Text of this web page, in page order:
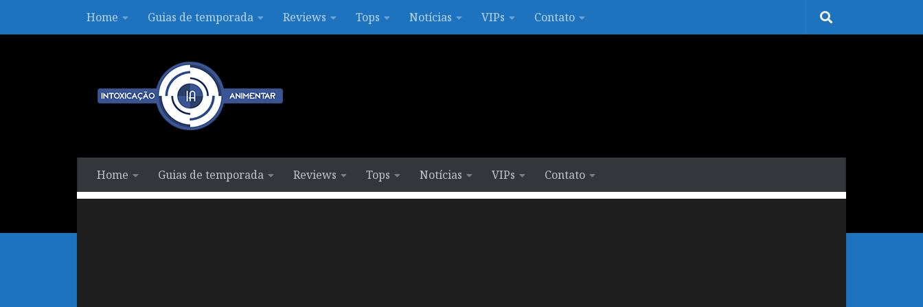
Skip to contentHome Guias de temporada Reviews Tops Notícias VIPs Contato
Home Guias de temporada Reviews Tops Notícias VIPs Contato